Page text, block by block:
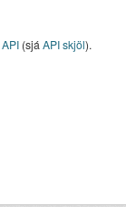
API(sjá API skjöl).